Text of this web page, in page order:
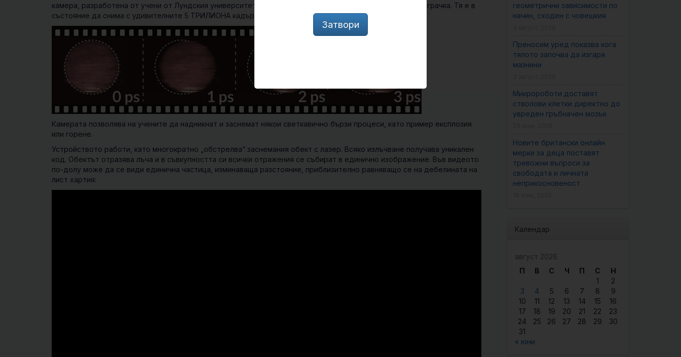
камера, разработена от учени от Лундския университет в Швеция ги прави да изглеждат като детска играчка. Тя е в
състояние да снима с удивителните 5 ТРИЛИОНА кадъра в секунда!
Камерата позволява на учените да надникнат и заснемат някои светкавично бързи процеси, като пример експлозия
или горене.
Устройството работи, като многократно „обстрелва“ заснемания обект с лазер. Всяко излъчване получава уникален
код. Обектът отразява лъча и в съвкупността си всички отражения се събират в единично изображение. Във видеото
по-долу може да се види единична частица, изминаваща разстояние, приблизително равняващо се на дебелината на
лист хартия:
геометрични зависимости по
начин, сходен с човешкия
Преносим уред показва кога
тялото започва да изгаря
мазнини
Микророботи доставят
стволови клетки директно до
увреден гръбначен мозък
Новите британски онлайн
мерки за деца поставят
тревожни въпроси за
свободата и личната
неприкосновеност
Календар
август 2026
П
В С Ч П С
Н
1
2
3
4 5 6 7 8
9
10
11 12 13 14 15
16
17
18 19 20 21 22
23
24
25 26 27 28 29
30
31
« юни
Затвори